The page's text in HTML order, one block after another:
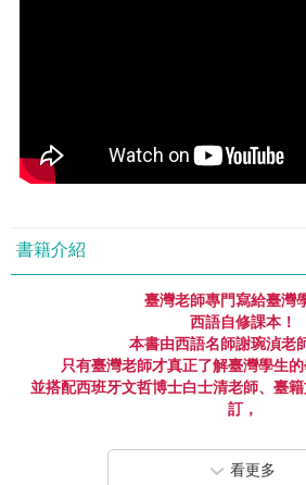
書籍介紹
臺灣老師專門寫給臺灣
西語自修課本！
本書由西語名師謝琬湞老
只有臺灣老師才真正了解臺灣學生的
並搭配西班牙文哲博士白士清老師、臺
訂，
最紮實的基礎西語教
日常生活用語輕鬆學
看更多